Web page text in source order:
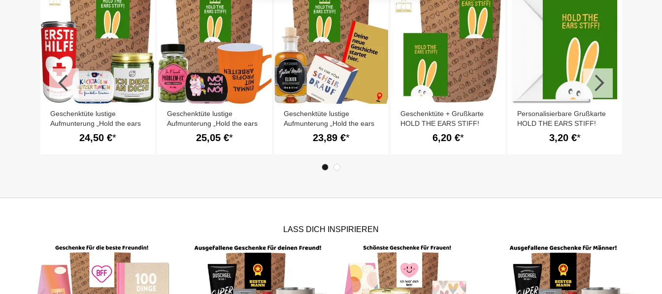
Geschenktüte lustige
Aufmunterung „Hold the ears
stiff!“ (Set 14)24,50 €
Geschenktüte lustige
Aufmunterung „Hold the ears
stiff!“ (Set 9)25,05 €
Geschenktüte lustige
Aufmunterung „Hold the ears
stiff!“ (Set 6)23,89 €
Geschenktüte + Grußkarte
HOLD THE EARS STIFF!
6,20 €
Personalisierbare Grußkarte
HOLD THE EARS STIFF!
3,20 €
LASS DICH INSPIRIEREN